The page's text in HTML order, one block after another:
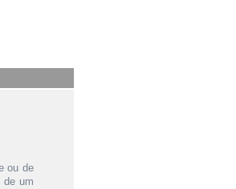
ou de
de um